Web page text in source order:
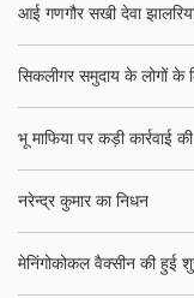
आई गणगौर सखी देवा
सिकलीगर समुदाय के लोगों के
भू माफिया पर कड़ी कार्रवाई
नरेन्द्र कुमार का निधन
मेनिंगोकोकल वैक्सीन की हुई